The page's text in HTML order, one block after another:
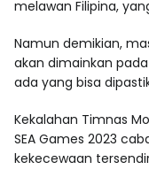
melawan Filipina,
Namun demikian,
akan dimainkan
ada yang bisa
Kekalahan Timnas
SEA Games 2023
kekecewaan